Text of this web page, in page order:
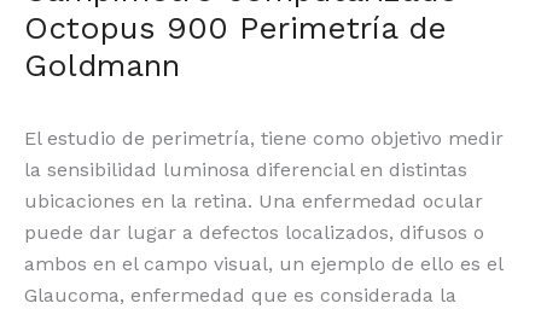
Octopus 900 Perimetría de
Goldmann
El estudio de perimetría, tiene como objetivo medir
la sensibilidad luminosa diferencial en distintas
ubicaciones en la retina. Una enfermedad ocular
puede dar lugar a defectos localizados, difusos o
ambos en el campo visual, un ejemplo de ello es el
Glaucoma, enfermedad que es considerada la